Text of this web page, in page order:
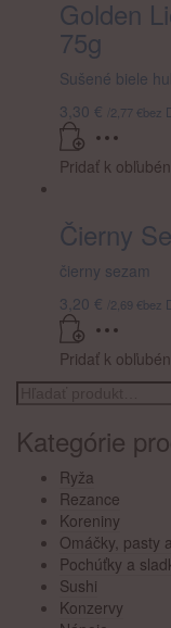
Golden
75g
Sušené biele
3,30 € 2,77 €bez
Pridať k
Čierny
čierny sezam
3,20 € 2,69 €bez
Pridať k
Search
for:
Kategórie
Ryža
Rezance
Koreniny
Omáčky, pasty
Pochúťky a
Sushi
Konzervy